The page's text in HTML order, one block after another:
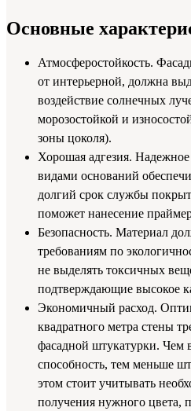
Основные
Атмосферостойкость.
от интерьерной, должна
воздействие солнечных
морозостойкой и
зоны цоколя).
Хорошая адгезия.
видами оснований
долгий срок службы
поможет нанесение
Безопасность. Материал
требованиям по
не выделять токсичных
подтверждающие высокое
Экономичный расход.
квадратного метра стены
фасадной штукатурки.
способность, тем меньше
этом стоит учитывать
получения нужного цвета,